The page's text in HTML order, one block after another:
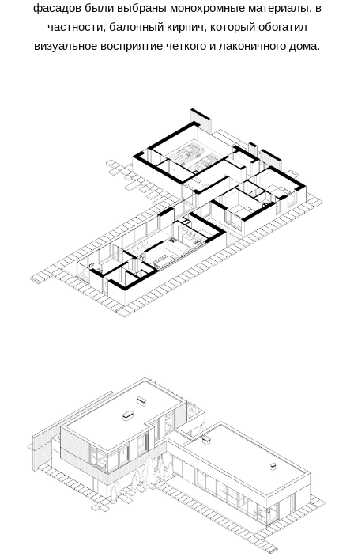
фасадов были выбраны монохромные материалы, в
частности, балочный кирпич, который обогатил
визуальное восприятие четкого и лаконичного дома.